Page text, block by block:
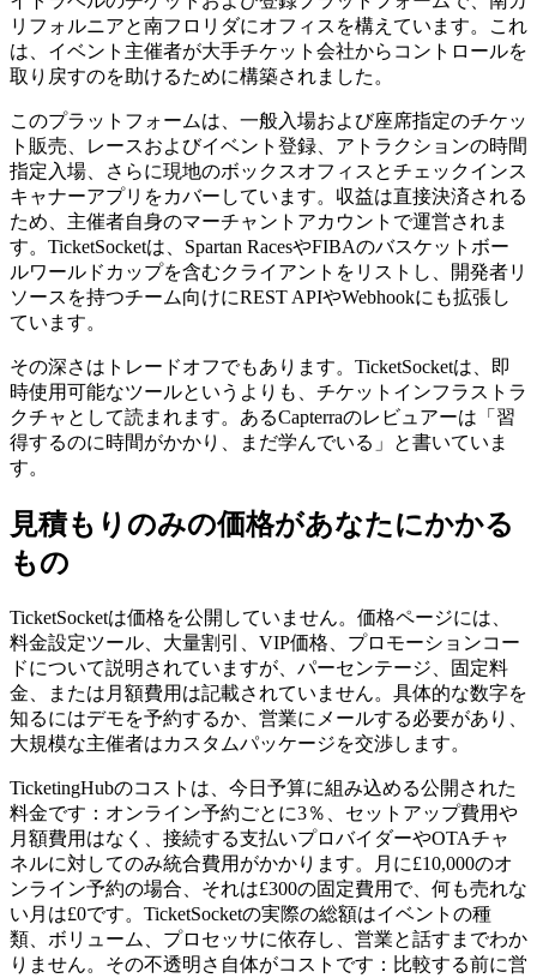
リフォルニアと南フロリダにオフィスを構えています。これ
は、イベント主催者が大手チケット会社からコントロールを
取り戻すのを助けるために構築されました。
このプラットフォームは、一般入場および座席指定のチケッ
ト販売、レースおよびイベント登録、アトラクションの時間
指定入場、さらに現地のボックスオフィスとチェックインス
キャナーアプリをカバーしています。収益は直接決済される
ため、主催者自身のマーチャントアカウントで運営されま
す。TicketSocketは、Spartan RacesやFIBAのバスケットボー
ルワールドカップを含むクライアントをリストし、開発者リ
ソースを持つチーム向けにREST APIやWebhookにも拡張し
ています。
その深さはトレードオフでもあります。TicketSocketは、即
時使用可能なツールというよりも、チケットインフラストラ
クチャとして読まれます。あるCapterraのレビュアーは「習
得するのに時間がかかり、まだ学んでいる」と書いていま
す。
見積もりのみの価格があなたにかかる
もの
TicketSocketは価格を公開していません。価格ページには、
料金設定ツール、大量割引、VIP価格、プロモーションコー
ドについて説明されていますが、パーセンテージ、固定料
金、または月額費用は記載されていません。具体的な数字を
知るにはデモを予約するか、営業にメールする必要があり、
大規模な主催者はカスタムパッケージを交渉します。
TicketingHubのコストは、今日予算に組み込める公開された
料金です：オンライン予約ごとに3％、セットアップ費用や
月額費用はなく、接続する支払いプロバイダーやOTAチャ
ネルに対してのみ統合費用がかかります。月に£10,000のオ
ンライン予約の場合、それは£300の固定費用で、何も売れな
い月は£0です。TicketSocketの実際の総額はイベントの種
類、ボリューム、プロセッサに依存し、営業と話すまでわか
りません。その不透明さ自体がコストです：比較する前に営